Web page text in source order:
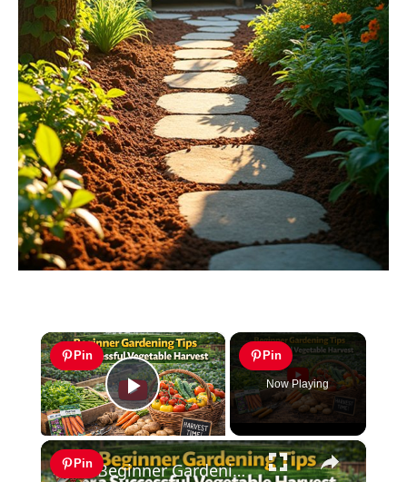
×
Pin
Play Video
Pin
Now Playing
×
Pin Beginner Gardening Tips for a Successful Vegetable Harvest